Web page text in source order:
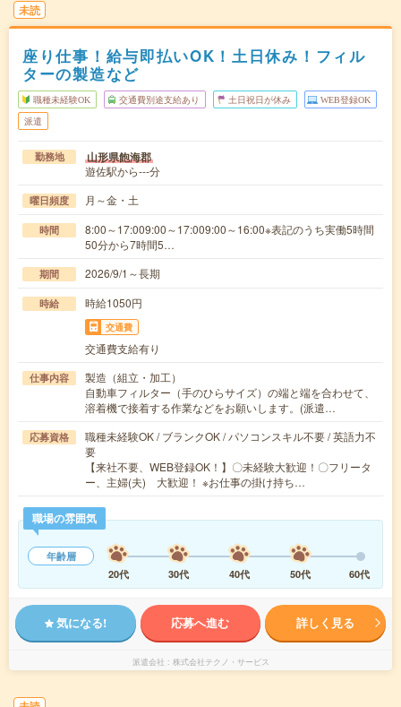
未読
座り仕事！給与即払いOK！土日休み！フィル
ターの製造など
職種未経験OK 交通費別途支給あり 土日祝日が休み WEB登録OK
派遣
勤務地 山形県飽海郡
遊佐駅から---分
曜日頻度 月～金・土
時間
8:00～17:009:00～17:009:00～16:00※表記のうち実働5時間
50分から7時間5…
期間 2026/9/1～長期
時給 時給1050円
交通費
交通費支給有り
仕事内容
製造（組立・加工）
自動車フィルター（手のひらサイズ）の端と端を合わせて、
溶着機で接着する作業などをお願いします。(派遣…
応募資格
職種未経験OK / ブランクOK / パソコンスキル不要 / 英語力不
要
【来社不要、WEB登録OK！】〇未経験大歓迎！〇フリータ
ー、主婦(夫) 大歓迎！ ※お仕事の掛け持ち…
職場の雰囲気
年齢層
20代
30代 40代 50代 60代
気になる! 応募へ進む 詳しく見る
派遣会社 株式会社テクノ・サービス